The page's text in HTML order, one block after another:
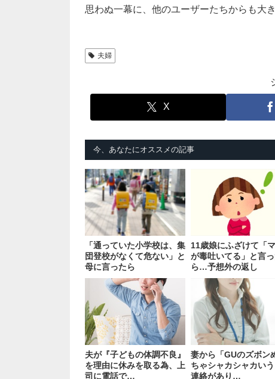
思わぬ一幕に、他のユーザーたちからも大
夫婦
X
今、あなたにオススメの記事
「通っていた小学校は、集
団登校がなくて危ない」と
母に言ったら
11歳娘にふざけて「
が毒吐いてる」と言
ら…予想外の返し
夫が『子どもの体調不良』
を理由に休みを取る為、上
司に電話で…
妻から「GUのズボン
ちゃシャカシャカい
連絡があり…